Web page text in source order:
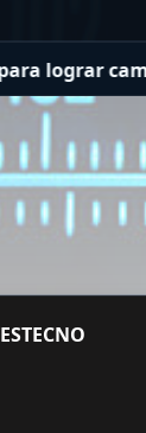
River anotó a
TECNO